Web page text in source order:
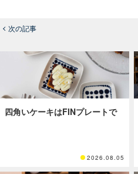
次の記事
四角いケーキはFINプレートで
2026.08.05